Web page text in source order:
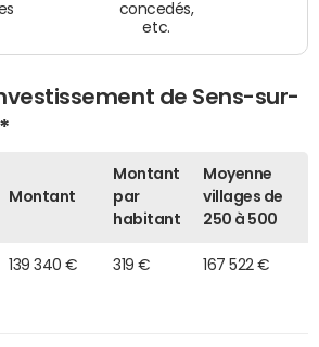
concedés,
etc.
de Sens-sur-
Montant
Montant
par
habitant
Moyenne
villages de
250 à 500
139 340 € 319 € 167 522 €